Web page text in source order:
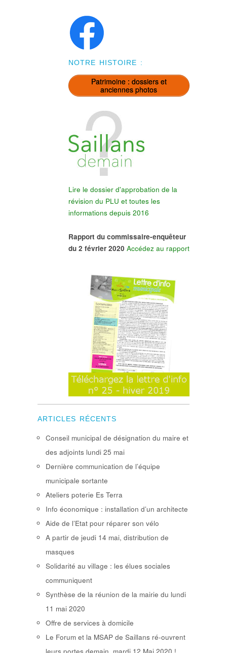
NOTRE HISTOIRE :
Patrimoine : dossiers et
anciennes photos
Lire le dossier d'approbation de la
révision du PLU et toutes les
informations depuis 2016
Rapport du commissaire-enquêteur
du 2 février 2020 Accédez au rapport
ARTICLES RÉCENTS
Conseil municipal de désignation du maire et
des adjoints lundi 25 mai
Dernière communication de l’équipe
municipale sortante
Ateliers poterie Es Terra
Info économique : installation d’un architecte
Aide de l’Etat pour réparer son vélo
A partir de jeudi 14 mai, distribution de
masques
Solidarité au village : les élues sociales
communiquent
Synthèse de la réunion de la mairie du lundi
11 mai 2020
Offre de services à domicile
Le Forum et la MSAP de Saillans ré-ouvrent